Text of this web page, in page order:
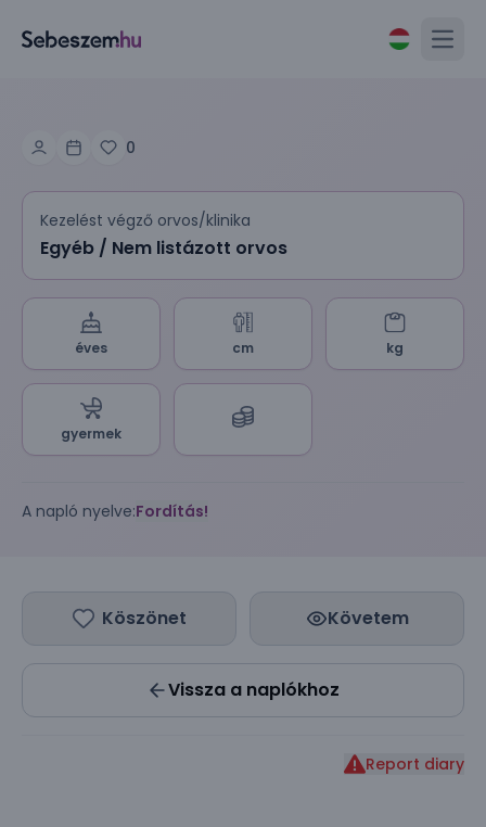
0
Kezelést végző orvos/klinika
Egyéb / Nem listázott orvos
éves cm kg
gyermek
A napló nyelve:Fordítás!
Köszönet Követem
Vissza a naplókhoz
Report diary